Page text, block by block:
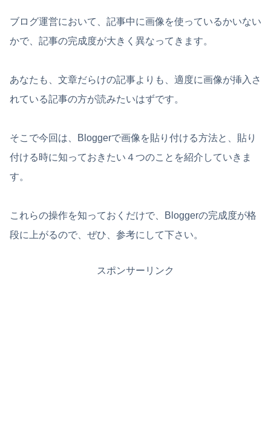
ブログ運営において、記事中に画像を使っているかいない
かで、記事の完成度が大きく異なってきます。
あなたも、文章だらけの記事よりも、適度に画像が挿入さ
れている記事の方が読みたいはずです。
そこで今回は、Bloggerで画像を貼り付ける方法と、貼り
付ける時に知っておきたい４つのことを紹介していきま
す。
これらの操作を知っておくだけで、Bloggerの完成度が格
段に上がるので、ぜひ、参考にして下さい。
スポンサーリンク